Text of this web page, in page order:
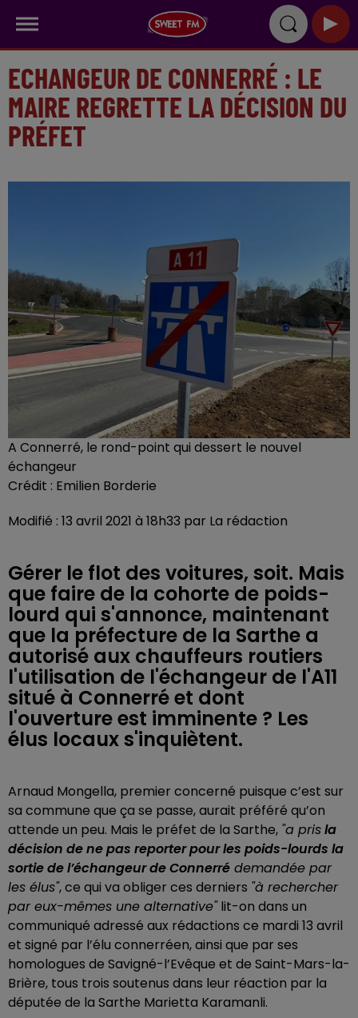
ECHANGEUR DE CONNERRÉ : LE
MAIRE REGRETTE LA DÉCISION DU
PRÉFET
A Connerré, le rond-point qui dessert le nouvel
échangeur
Crédit : Emilien Borderie
Modifié : 13 avril 2021 à 18h33 par La rédaction
Gérer le flot des voitures, soit. Mais
que faire de la cohorte de poids-
lourd qui s'annonce, maintenant
que la préfecture de la Sarthe a
autorisé aux chauffeurs routiers
l'utilisation de l'échangeur de l'A11
situé à Connerré et dont
l'ouverture est imminente ? Les
élus locaux s'inquiètent.
Arnaud Mongella, premier concerné puisque c’est sur
sa commune que ça se passe, aurait préféré qu’on
attende un peu. Mais le préfet de la Sarthe, "a prisla
décision de ne pas reporter pour les poids-lourds la
sortie de l’échangeur de Connerré demandée par
les élus", ce qui va obliger ces derniers "à rechercher
par eux-mêmes une alternative"lit-on dans un
communiqué adressé aux rédactions ce mardi 13 avril
et signé par l’élu connerréen, ainsi que par ses
homologues de Savigné-l’Evêque et de Saint-Mars-la-
Brière, tous trois soutenus dans leur réaction par la
députée de la Sarthe Marietta Karamanli.